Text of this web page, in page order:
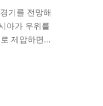
기를 전망해
아가 우위를
제압하면서